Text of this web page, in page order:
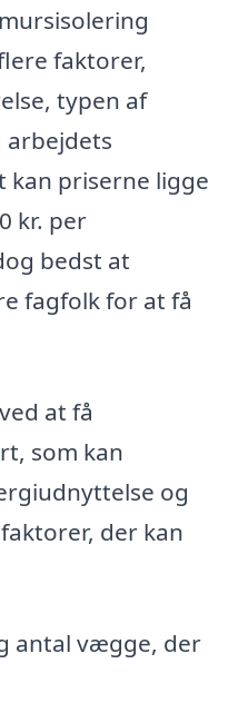
faktorer,
typen af
arbejdets
kan priserne ligge
kr. per
bedst at
fagfolk for at få
at få
som kan
og
der kan
antal vægge, der